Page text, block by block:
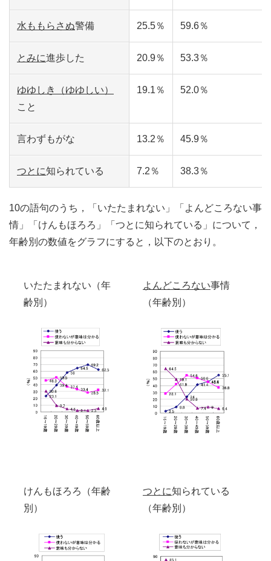
水ももらさぬ警備 25.5％ 59.6％
とみに進歩した 20.9％ 53.3％
ゆゆしき（ゆゆしい）
こと
19.1％ 52.0％
言わずもがな 13.2％ 45.9％
つとに知られている 7.2％ 38.3％
10の語句のうち，「いたたまれない」「よんどころない事
情」「けんもほろろ」「つとに知られている」について，
年齢別の数値をグラフにすると，以下のとおり。
いたたまれない（年
齢別）
よんどころない事情
（年齢別）
けんもほろろ（年齢
別）
つとに知られている
（年齢別）